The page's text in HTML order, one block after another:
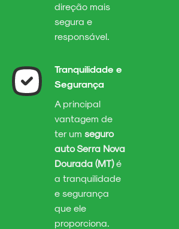
direção mais
segura e
responsável.
Tranquilidade e
Segurança
A principal
vantagem de
ter um seguro
auto Serra Nova
Dourada (MT)é
a tranquilidade
e segurança
que ele
proporciona.